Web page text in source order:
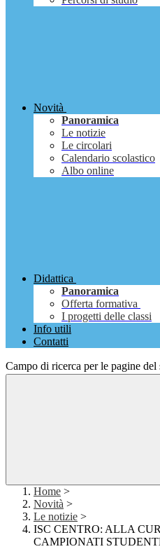
Novità
Panoramica
Le notizie
Le circolari
Calendario scolastico
Albo online
Didattica
Panoramica
Offerta formativa
I progetti delle classi
Info utili
Contatti
Campo di ricerca per le pagine del
Home >
Novità >
Le notizie >
ISC CENTRO: ALLA
CAMPIONATI